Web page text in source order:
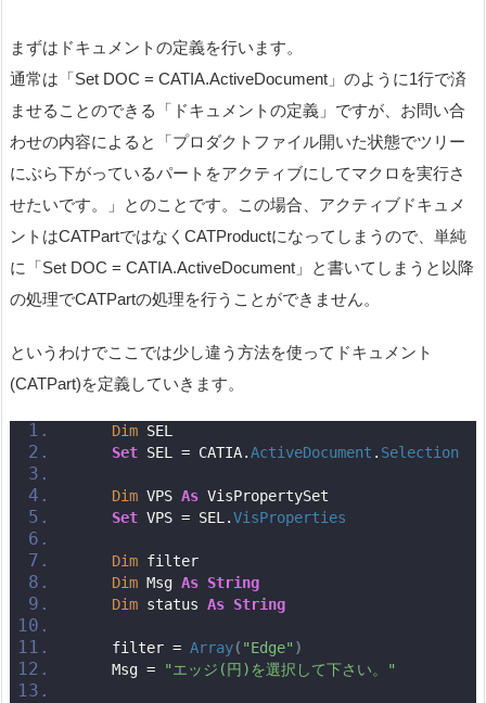
まずはドキュメントの定義を行います。
通常は「Set DOC = CATIA.ActiveDocument」のように1行で済
ませることのできる「ドキュメントの定義」ですが、お問い合
わせの内容によると「プロダクトファイル開いた状態でツリー
にぶら下がっているパートをアクティブにしてマクロを実行さ
せたいです。」とのことです。この場合、アクティブドキュメ
ントはCATPartではなくCATProductになってしまうので、単純
に「Set DOC = CATIA.ActiveDocument」と書いてしまうと以降
の処理でCATPartの処理を行うことができません。
というわけでここでは少し違う方法を使ってドキュメント
(CATPart)を定義していきます。
Dim SEL
Set SEL = CATIA.ActiveDocument . Selection
Dim VPS As VisPropertySet
Set VPS = SEL.VisProperties
Dim filter
Dim Msg As String
Dim status As String
    filter =
Array( "Edge" )
    Msg =
"エッジ(円)を選択して下さい。"